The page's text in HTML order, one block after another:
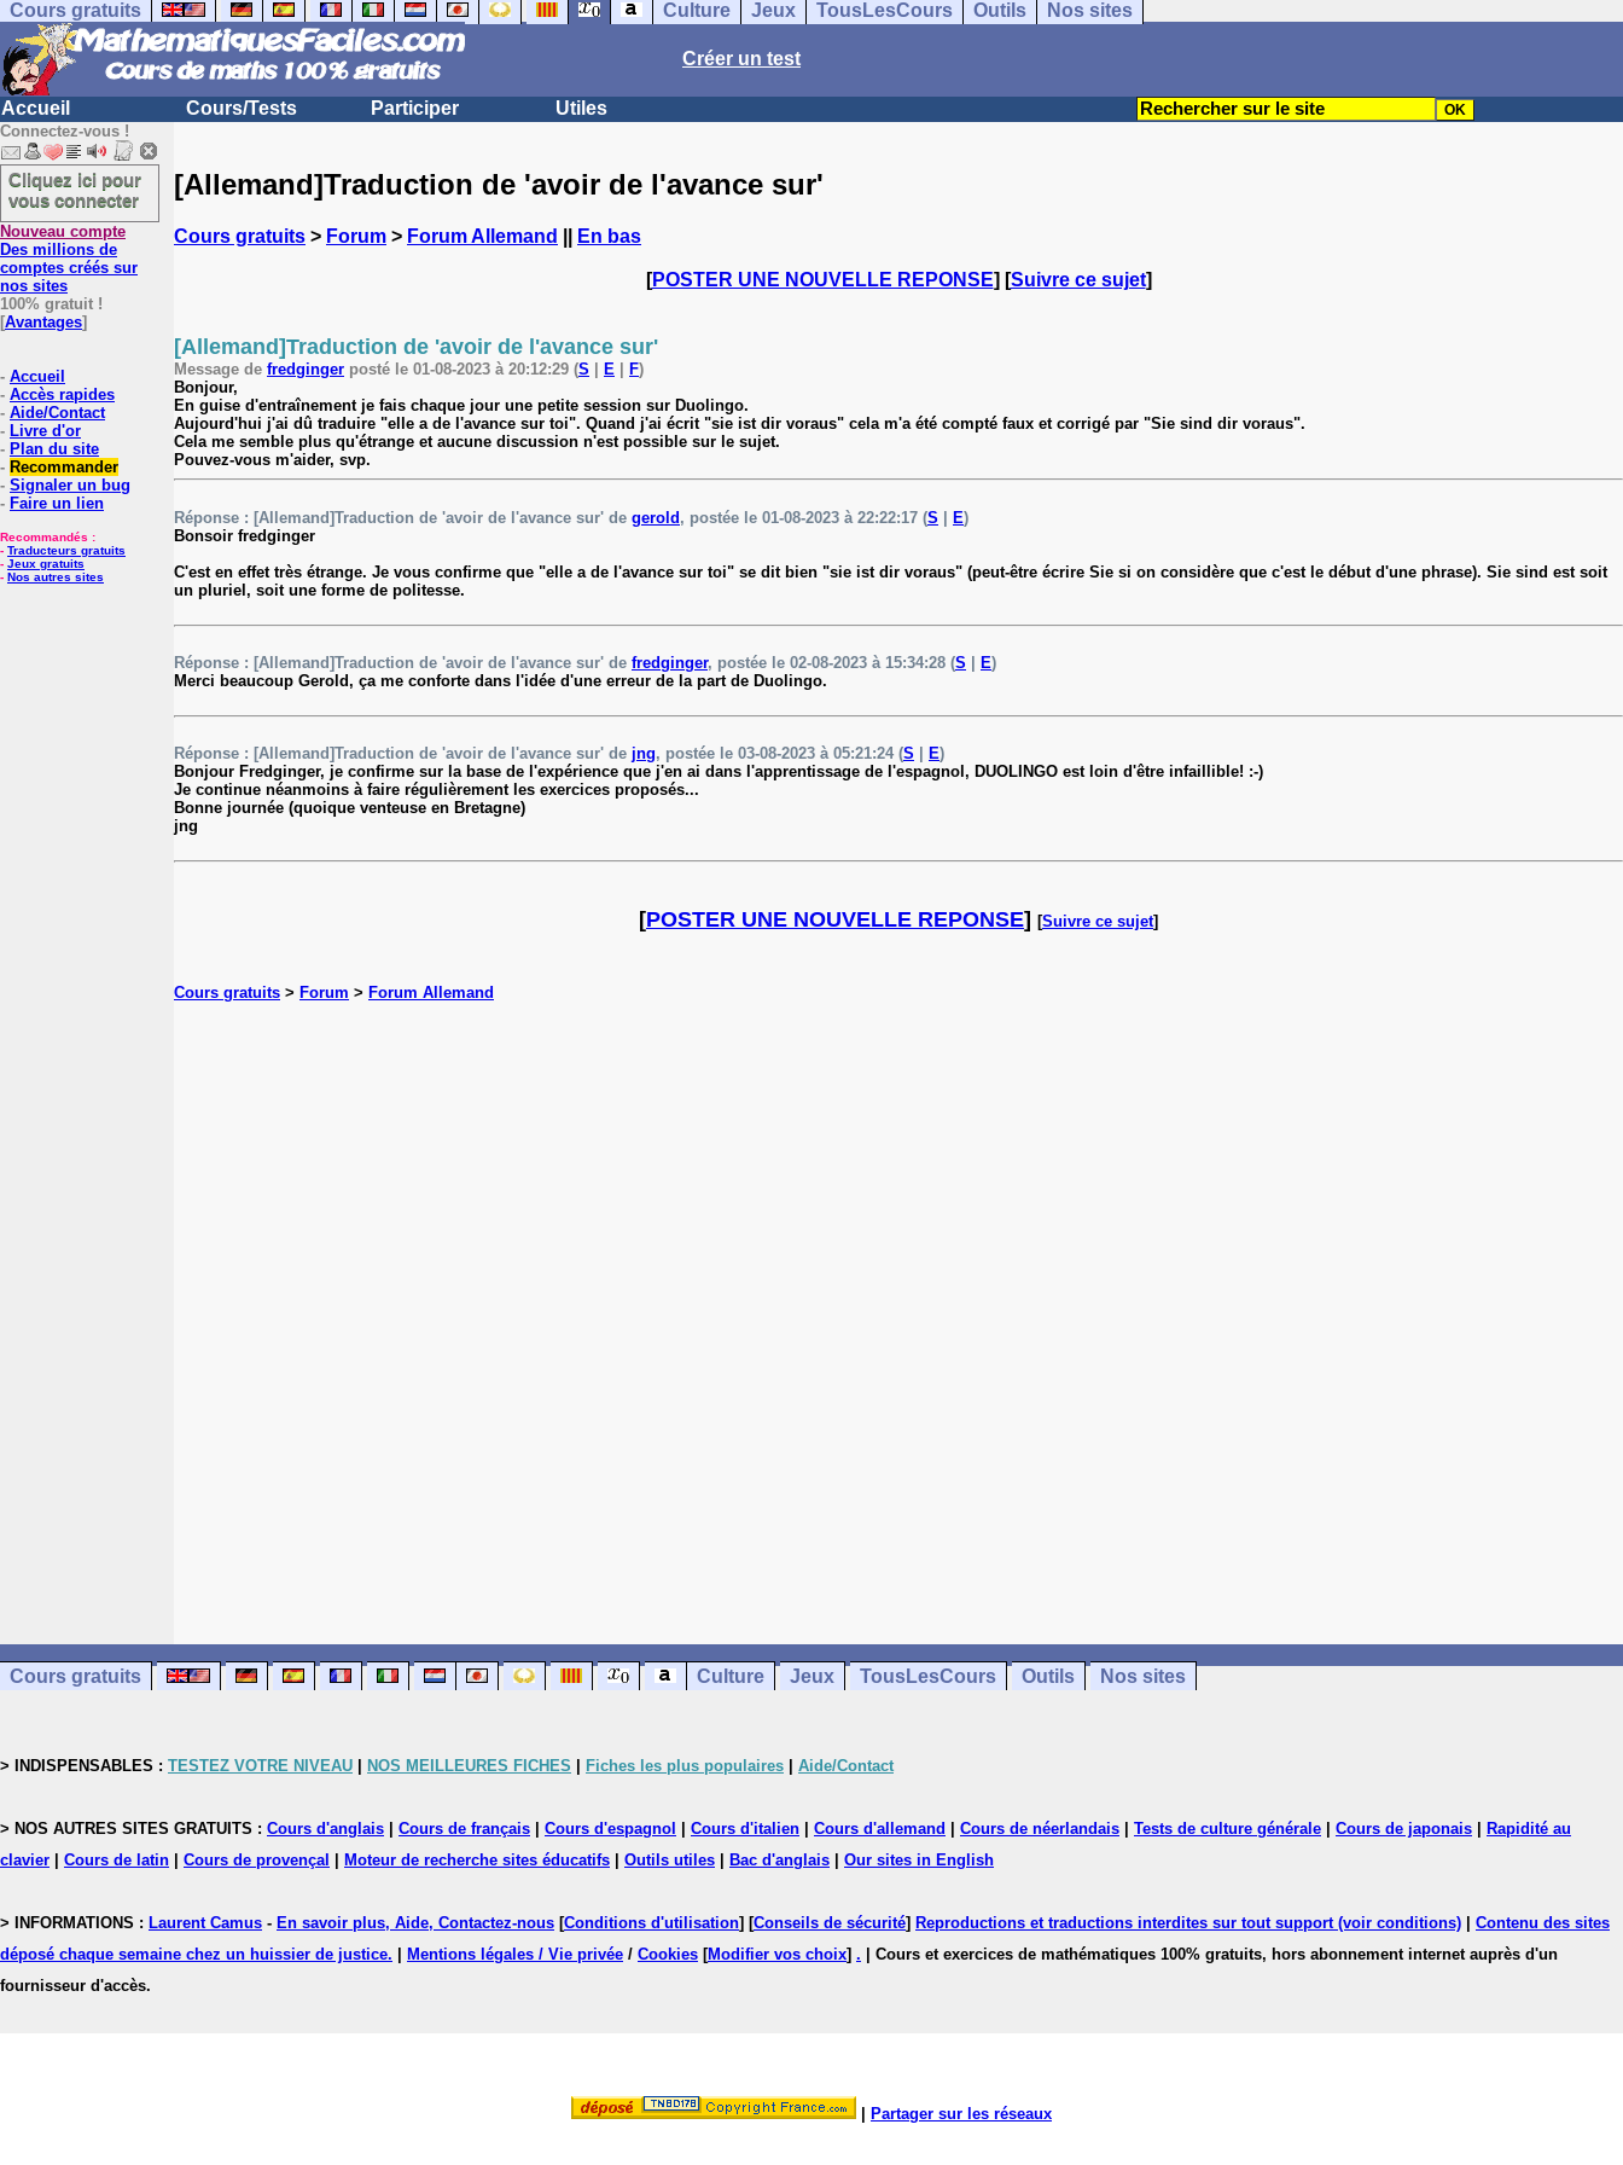
Cours gratuits Culture Jeux TousLesCours Outils Nos sites
Créer un test
Accueil Cours/Tests Participer Utiles
Connectez-vous !
Cliquez ici pour
vous connecter
Nouveau compte
Des millions de
comptes créés sur
nos sites
100% gratuit !
[Avantages]
- Accueil
- Accès rapides
- Aide/Contact
- Livre d'or
- Plan du site
- Recommander
- Signaler un bug
- Faire un lien
Recommandés :
- Traducteurs gratuits
- Jeux gratuits
- Nos autres sites
[Allemand]Traduction de 'avoir de l'avance sur'
Cours gratuits > Forum > Forum Allemand En bas
[POSTER UNE NOUVELLE REPONSE] [Suivre ce sujet]
[Allemand]Traduction de 'avoir de l'avance sur'
Message de fredginger posté le 01-08-2023 à 20:12:29 (S E F)
Bonjour,
En guise d'entraînement je fais chaque jour une petite session sur Duolingo.
Aujourd'hui j'ai dû traduire "elle a de l'avance sur toi". Quand j'ai écrit "sie ist dir voraus" cela m'a été compté faux et corrigé par "Sie sind dir voraus".
Cela me semble plus qu'étrange et aucune discussion n'est possible sur le sujet.
Pouvez-vous m'aider, svp.
Réponse : [Allemand]Traduction de 'avoir de l'avance sur' de gerold , postée le 01-08-2023 à 22:22:17 (S E)
Bonsoir fredginger
C'est en effet très étrange. Je vous confirme que "elle a de l'avance sur toi" se dit bien "sie ist dir voraus" (peut-être écrire Sie si on considère que c'est le début d'une phrase). Sie sind est soit
un pluriel, soit une forme de politesse.
Réponse : [Allemand]Traduction de 'avoir de l'avance sur' de fredginger, postée le 02-08-2023 à 15:34:28 (S E)
Merci beaucoup Gerold, ça me conforte dans l'idée d'une erreur de la part de Duolingo.
Réponse : [Allemand]Traduction de 'avoir de l'avance sur' de jng, postée le 03-08-2023 à 05:21:24 (S E)
Bonjour Fredginger, je confirme sur la base de l'expérience que j'en ai dans l'apprentissage de l'espagnol, DUOLINGO est loin d'être infaillible! :-)
Je continue néanmoins à faire régulièrement les exercices proposés...
Bonne journée (quoique venteuse en Bretagne)
jng
[POSTER UNE NOUVELLE REPONSE] [Suivre ce sujet]
Cours gratuits > Forum > Forum Allemand
Cours gratuits Culture Jeux TousLesCours Outils Nos sites
> INDISPENSABLES : TESTEZ VOTRE NIVEAU NOS MEILLEURES FICHES Fiches les plus populaires Aide/Contact
> NOS AUTRES SITES GRATUITS : Cours d'anglais Cours de français Cours d'espagnol Cours d'italien Cours d'allemand Cours de néerlandais Tests de culture générale Cours de japonais
Rapidité au
clavier
Cours de latin Cours de provençal Moteur de recherche sites éducatifs Outils utiles Bac d'anglais Our sites in English
> INFORMATIONS : Laurent Camus - En savoir plus, Aide, Contactez-nous [Conditions d'utilisation] [Conseils de sécurité] Reproductions et traductions interdites sur tout support (voir conditions)
Contenu des sites
déposé chaque semaine chez un huissier de justice.
Mentions légales / Vie privée / Cookies [Modifier vos choix] .
| Cours et exercices de mathématiques 100% gratuits, hors abonnement internet auprès d'un
fournisseur d'accès.
Partager sur les réseaux